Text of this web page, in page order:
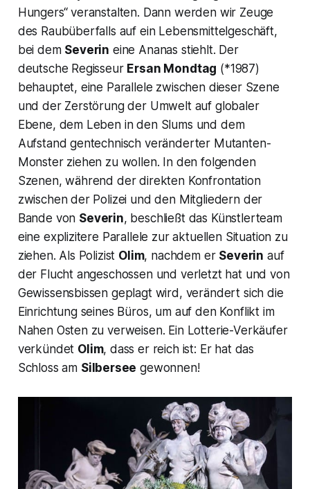
Hungers“veranstalten. Dann werden wir Zeuge
des Raubüberfalls auf ein Lebensmittelgeschäft,
bei dem Severin eine Ananas stiehlt. Der
deutsche Regisseur Ersan Mondtag (*1987)
behauptet, eine Parallele zwischen dieser Szene
und der Zerstörung der Umwelt auf globaler
Ebene, dem Leben in den Slums und dem
Aufstand gentechnisch veränderter Mutanten-
Monster ziehen zu wollen. In den folgenden
Szenen, während der direkten Konfrontation
zwischen der Polizei und den Mitgliedern der
Bande von Severin, beschließt das Künstlerteam
eine explizitere Parallele zur aktuellen Situation zu
ziehen. Als Polizist Olim, nachdem er Severin auf
der Flucht angeschossen und verletzt hat und von
Gewissensbissen geplagt wird, verändert sich die
Einrichtung seines Büros, um auf den Konflikt im
Nahen Osten zu verweisen. Ein Lotterie-Verkäufer
verkündet Olim, dass er reich ist: Er hat das
Schloss am Silbersee gewonnen!